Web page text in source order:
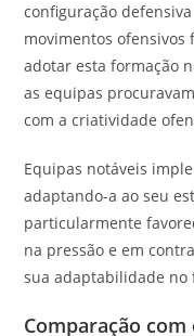
configuração
movimentos ofensivos
adotar esta formação
as equipas
com a criatividade
Equipas notáveis
adaptando-a ao seu
particularmente
na pressão e em
sua adaptabilidade no
Comparação